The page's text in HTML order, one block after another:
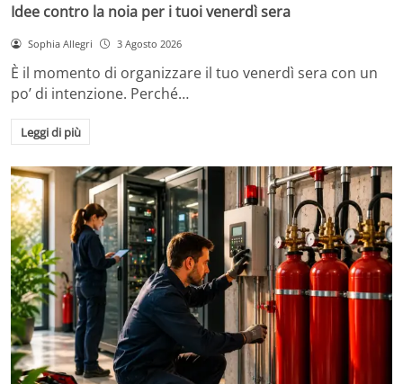
Idee contro la noia per i tuoi venerdì sera
Sophia Allegri 3 Agosto 2026
È il momento di organizzare il tuo venerdì sera con un
po’ di intenzione. Perché…
Leggi di più